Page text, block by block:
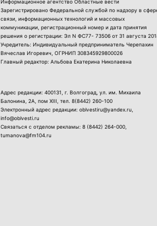
Информационное агентство Областные вести
Зарегистрировано Федеральной службой по надзору в
связи, информационных технологий и массовых
коммуникации, регистрационный номер и дата принятия
решения о регистрации: Эл N ФС77- 73506 от 31 августа
Учредитель: Индивидуальный предприниматель Черепахин
Вячеслав Игоревич, ОГРНИП 308345929800026
Главный редактор: Альбова Екатерина Николаевна
Адрес редакции: 400131, г. Волгоград, ул. им. Михаила
Балонина, 2А, пом XIII, тел. 8(8442) 260-100
Электронный адрес редакции: oblvestiru@yandex.ru,
info@oblvesti.ru
Связаться с отделом рекламы: 8 (8442) 264-000
tumanova@fm104.ru